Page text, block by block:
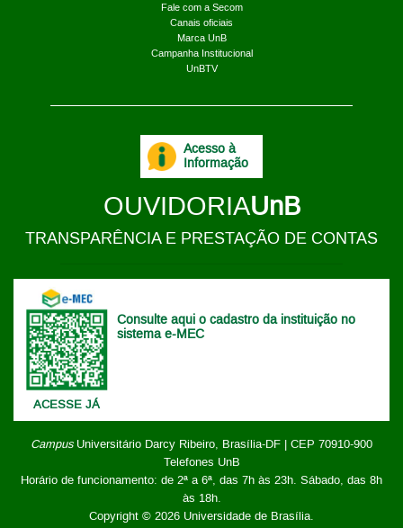
Fale com a Secom
Canais oficiais
Marca UnB
Campanha Institucional
UnBTV
ACESSE JÁ
Consulte aqui o cadastro da instituição no
sistema e-MEC
CampusUniversitário Darcy Ribeiro, Brasília-DF | CEP 70910-900
Telefones UnB
Horário de funcionamento: de 2ª a 6ª, das 7h às 23h. Sábado, das 8h
às 18h.
Copyright © 2026 Universidade de Brasília.
Acesso à
Informação
OUVIDORIAUnB
TRANSPARÊNCIA E PRESTAÇÃO DE CONTAS